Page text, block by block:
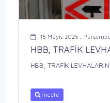
15 Mayıs 2025 ,
HBB, TRAFİK
HBB, TRAFİK
İncele